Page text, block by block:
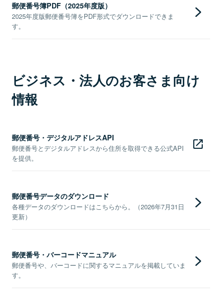
郵便番号簿PDF（2025年度版）
2025年度版郵便番号簿をPDF形式でダウンロードできま
す。
ビジネス・法人のお客さま向け
情報
郵便番号・デジタルアドレスAPI
郵便番号とデジタルアドレスから住所を取得できる公式API
を提供。
郵便番号データのダウンロード
各種データのダウンロードはこちらから。（2026年7月31日
更新）
郵便番号・バーコードマニュアル
郵便番号や、バーコードに関するマニュアルを掲載していま
す。